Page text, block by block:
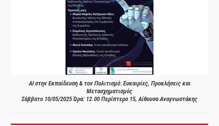
AI στην Εκπαίδευση & τον Πολιτισμό: Ευκαιρίες, Προκλήσεις και
Μετασχηματισμός
Σάββατο 10/05/2025 Ώρα: 12.00 Περίπτερο 15, Αίθουσα Αναγνωστάκης